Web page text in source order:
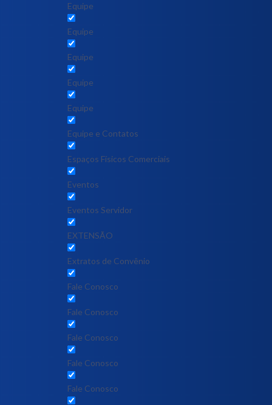
Equipe
Equipe
Equipe
Equipe
Equipe
Equipe e Contatos
Espaços Físicos Comerciais
Eventos
Eventos Servidor
EXTENSÃO
Extratos de Convênio
Fale Conosco
Fale Conosco
Fale Conosco
Fale Conosco
Fale Conosco